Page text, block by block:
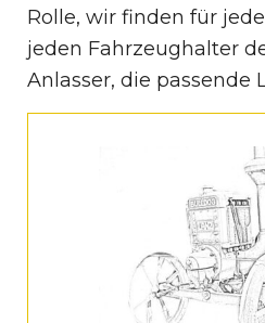
Rolle, wir finden für
jeden Fahrzeughalter
Anlasser, die passende